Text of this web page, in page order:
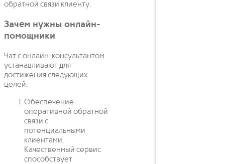
обратной связи клиенту.
Зачем нужны онлайн-
помощники
Чат с онлайн-консультантом
устанавливают для
достижения следующих
целей:
Обеспечение
оперативной обратной
связи с
потенциальными
клиентами.
Качественный сервис
способствует